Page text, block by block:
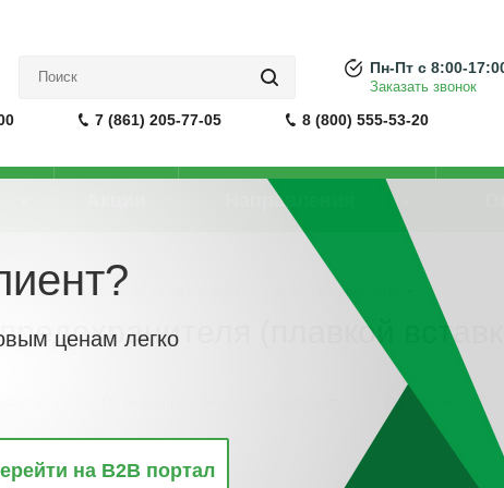
7 (861) 205-77-05 8 (800) 555-53-20
Пн-Пт с 8:00-
Заказать звонок
Направления
для низковольт. предохранителя (плавкой вставки) HRC
(плавкой
По цене По
ценам легко
на B2B портал